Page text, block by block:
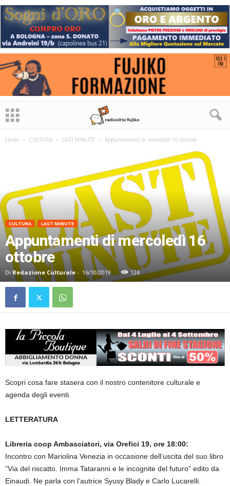
Home CULTURA LAST MINUTE Appuntamenti di mercoledì 16 ottobre
CULTURA LAST MINUTE
Appuntamenti di mercoledì 16
ottobre
Di Redazione Culturale - 16/10/2019 124
Scopri cosa fare stasera con il nostro contenitore culturale e
agenda degli eventi.
LETTERATURA
Libreria coop Ambasciatori, via Orefici 19, ore 18:00:
Incontro con Mariolina Venezia in occasione dell’uscita del suo libro
“Via del riscatto. Imma Tataranni e le incognite del futuro” edito da
Einaudi. Ne parla con l’autrice Syusy Blady e Carlo Lucarelli.